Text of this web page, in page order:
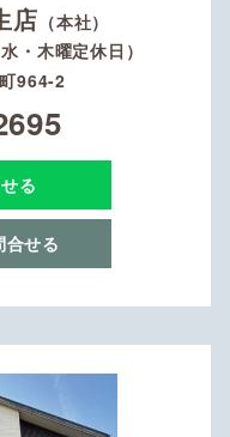
店 （本社）
・木曜定休日）
964-2
る
合せる